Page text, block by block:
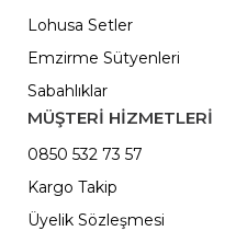
Lohusa Setler
Emzirme Sütyenleri
Sabahlıklar
MÜŞTERİ HİZMETLERİ
0850 532 73 57
Kargo Takip
Üyelik Sözleşmesi